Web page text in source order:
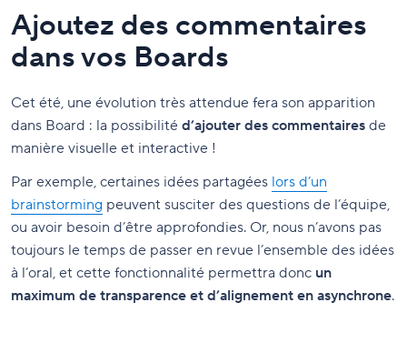
Ajoutez des commentaires
dans vos Boards
Cet été, une évolution très attendue fera son apparition
dans Board : la possibilité d’ajouter des commentaires de
manière visuelle et interactive !
Par exemple, certaines idées partagées lors d’un
brainstorming peuvent susciter des questions de l’équipe,
ou avoir besoin d’être approfondies. Or, nous n’avons pas
toujours le temps de passer en revue l’ensemble des idées
à l’oral, et cette fonctionnalité permettra donc un
maximum de transparence et d’alignement en asynchrone.